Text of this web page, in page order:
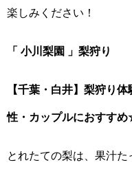
楽しみください！
「 小川梨園 」梨狩り
【千葉・白井】 梨狩り体
性・カップルにおすす
とれたての梨は、果汁